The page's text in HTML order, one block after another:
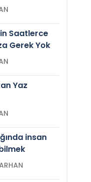
Saatlerce
Gerek Yok
Yaz
insan
Nevzat TARHAN